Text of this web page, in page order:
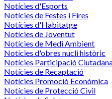
Notícies d'Esports
Notícies de Festes i Fires
Notícies d'Habitatge
Notícies de Joventut
Notícies de Medi Ambient
Notícies d'obres nucli històric
Notícies Participació
Notícies de Recaptació
Notícies Promoció Econòmica
Notícies de Protecció Civil